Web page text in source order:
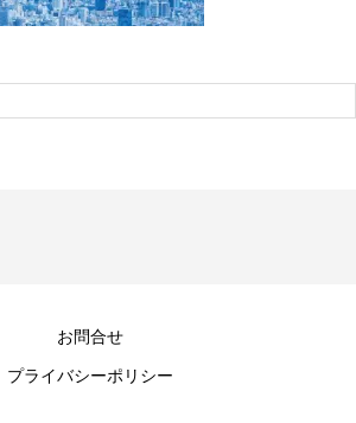
お問合せ
プライバシーポリシー